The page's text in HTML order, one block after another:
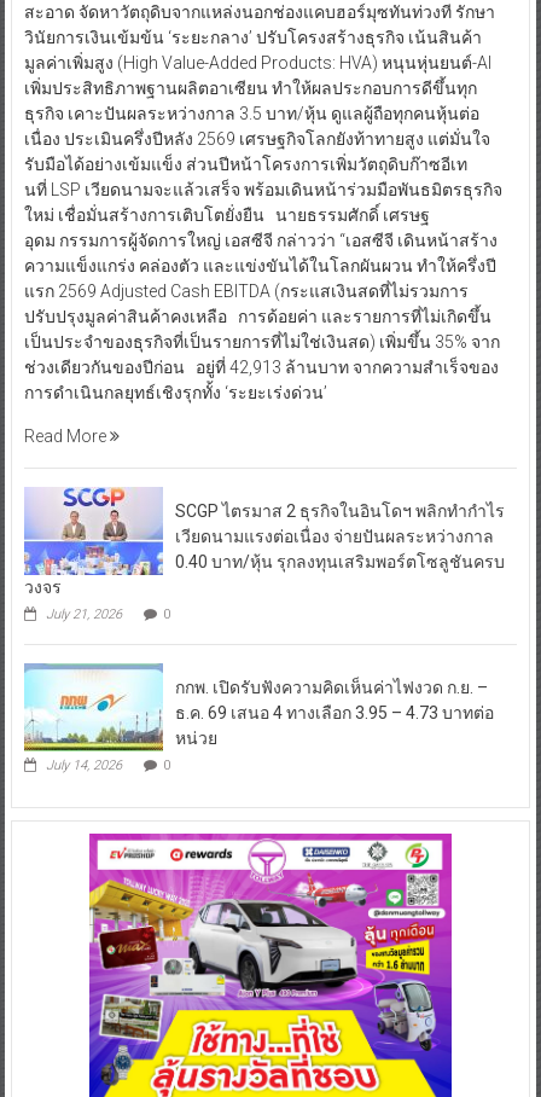
สะอาด จัดหาวัตถุดิบจากแหล่งนอกช่องแคบฮอร์มุซทันท่วงที รักษา
วินัยการเงินเข้มข้น ‘ระยะกลาง’ ปรับโครงสร้างธุรกิจ เน้นสินค้า
มูลค่าเพิ่มสูง (High Value-Added Products: HVA) หนุนหุ่นยนต์-AI
เพิ่มประสิทธิภาพฐานผลิตอาเซียน ทำให้ผลประกอบการดีขึ้นทุก
ธุรกิจ เคาะปันผลระหว่างกาล 3.5 บาท/หุ้น ดูแลผู้ถือทุกคนหุ้นต่อ
เนื่อง ประเมินครึ่งปีหลัง 2569 เศรษฐกิจโลกยังท้าทายสูง แต่มั่นใจ
รับมือได้อย่างเข้มแข็ง ส่วนปีหน้าโครงการเพิ่มวัตถุดิบก๊าซอีเท
นที่ LSP เวียดนามจะแล้วเสร็จ พร้อมเดินหน้าร่วมมือพันธมิตรธุรกิจ
ใหม่ เชื่อมั่นสร้างการเติบโตยั่งยืน นายธรรมศักดิ์ เศรษฐ
อุดม กรรมการผู้จัดการใหญ่ เอสซีจี กล่าวว่า “เอสซีจี เดินหน้าสร้าง
ความแข็งแกร่ง คล่องตัว และแข่งขันได้ในโลกผันผวน ทำให้ครึ่งปี
แรก 2569 Adjusted Cash EBITDA (กระแสเงินสดที่ไม่รวมการ
ปรับปรุงมูลค่าสินค้าคงเหลือ การด้อยค่า และรายการที่ไม่เกิดขึ้น
เป็นประจำของธุรกิจที่เป็นรายการที่ไม่ใช่เงินสด) เพิ่มขึ้น 35% จาก
ช่วงเดียวกันของปีก่อน อยู่ที่ 42,913 ล้านบาท จากความสำเร็จของ
การดำเนินกลยุทธ์เชิงรุกทั้ง ‘ระยะเร่งด่วน’
Read More
SCGP ไตรมาส 2 ธุรกิจในอินโดฯ พลิกทำกำไร
เวียดนามแรงต่อเนื่อง จ่ายปันผลระหว่างกาล
0.40 บาท/หุ้น รุกลงทุนเสริมพอร์ตโซลูชันครบ
วงจร
July 21, 2026 0
กกพ. เปิดรับฟังความคิดเห็นค่าไฟงวด ก.ย. –
ธ.ค. 69 เสนอ 4 ทางเลือก 3.95 – 4.73 บาทต่อ
หน่วย
July 14, 2026 0